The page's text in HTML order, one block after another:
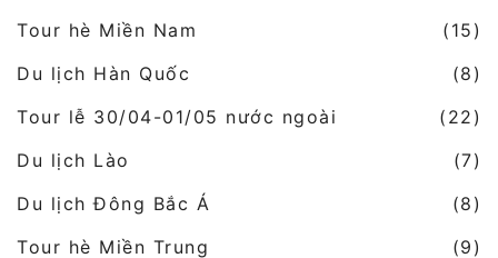
Tour hè Miền Nam
(15)
Du lịch Hàn Quốc
(8)
Tour lễ 30/04-01/05 nước ngoài
(22)
Du lịch Lào
(7)
Du lịch Đông Bắc Á
(8)
Tour hè Miền Trung
(9)